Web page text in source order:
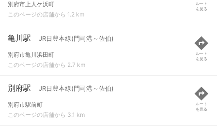
別府市上人ケ浜町
このページの店舗から 1.2 km
ルート
を見る
亀川駅 JR日豊本線(門司港～佐伯)
別府市亀川浜田町
このページの店舗から 2.7 km
ルート
を見る
別府駅 JR日豊本線(門司港～佐伯)
別府市駅前町
このページの店舗から 3.1 km
ルート
を見る